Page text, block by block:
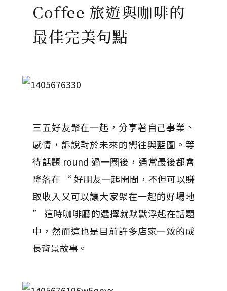
Coffee 旅遊與咖啡的
最佳完美句點
三五好友聚在一起，分享著自己事業、
感情，訴說對於未來的嚮往與藍圖。等
待話題 round 過一圈後，通常最後都會
降落在 “ 好朋友一起開間，不但可以賺
取收入又可以讓大家聚在一起的好場地
” 這時咖啡廳的選擇就默默浮起在話題
中，然而這也是目前許多店家一致的成
長背景故事。